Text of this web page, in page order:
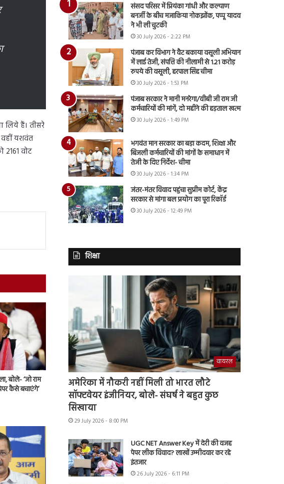
लिये हैं। तीसरे
वहीं यशवंत
2161 वोट
बोले- ‘जो राम
कैसे बचाएंगे’
संसद परिसर में प्रियंका गांधी और कल्याण
बनर्जी के बीच मजाकिया नोकझोंक, पप्पू यादव
ने भी ली चुटकी
30 July 2026 - 2:22 PM
पंजाब कर विभाग ने वैट बकाया वसूली अभियान
में लाई तेजी, संपत्ति की नीलामी से 1.21 करोड़
रुपये की वसूली, हरपाल सिंह चीमा
30 July 2026 - 1:53 PM
पंजाब सरकार ने मानी मनरेगा/वीबी जी राम जी
कर्मचारियों की मांगें, दो महीने की हड़ताल खत्म
30 July 2026 - 1:49 PM
भगवंत मान सरकार का बड़ा कदम, शिक्षा और
बिजली कर्मचारियों की मांगों के समाधान में
तेजी के दिए निर्देश- चीमा
30 July 2026 - 1:34 PM
जंतर-मंतर विवाद पहुंचा सुप्रीम कोर्ट, केंद्र
सरकार से मांगा बल प्रयोग का पूरा रिकॉर्ड
30 July 2026 - 12:49 PM
शिक्षा
वायरल
अमेरिका में नौकरी नहीं मिली तो भारत लौटे
सॉफ्टवेयर इंजीनियर, बोले- संघर्ष ने बहुत कुछ
सिखाया
29 July 2026 - 8:00 PM
UGC NET Answer Key में देरी की वजह
पेपर लीक विवाद? लाखों उम्मीदवार कर रहे
इंतजार
26 July 2026 - 6:11 PM